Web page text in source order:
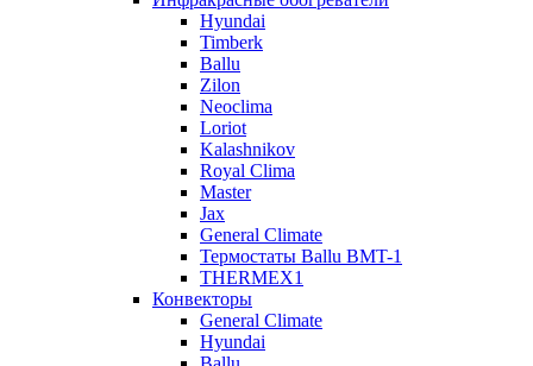
Hyundai
Timberk
Ballu
Zilon
Neoclima
Loriot
Kalashnikov
Royal Clima
Master
Jax
General Climate
Термостаты Ballu BMT-1
THERMEX1
Конвекторы
General Climate
Hyundai